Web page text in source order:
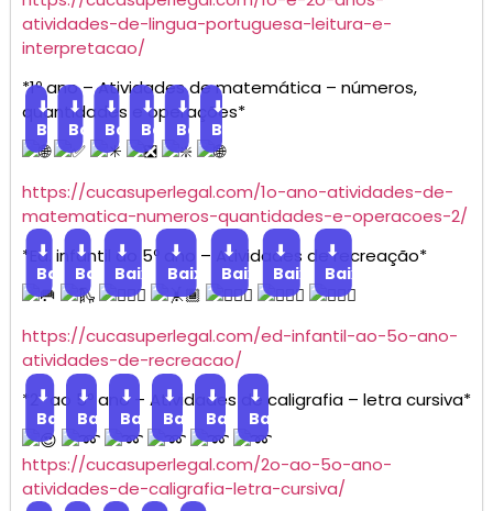
atividades-de-lingua-portuguesa-leitura-e-
interpretacao/
*1º ano – Atividades de matemática – números,
quantidades e operações*
⬇
Baixar
⬇
Baixar
⬇
Baixar
⬇
Baixar
⬇
Baixar
⬇
Baixar
https://cucasuperlegal.com/1o-ano-atividades-de-
matematica-numeros-quantidades-e-operacoes-2/
*Ed. infantil ao 5º ano – Atividades de recreação*
⬇
Baixar
⬇
Baixar
⬇
Baixar
⬇
Baixar
⬇
Baixar
⬇
Baixar
⬇
Baixar
https://cucasuperlegal.com/ed-infantil-ao-5o-ano-
atividades-de-recreacao/
*2º ao 5º ano – Atividades de caligrafia – letra cursiva*
⬇
Baixar
⬇
Baixar
⬇
Baixar
⬇
Baixar
⬇
Baixar
⬇
Baixar
https://cucasuperlegal.com/2o-ao-5o-ano-
atividades-de-caligrafia-letra-cursiva/